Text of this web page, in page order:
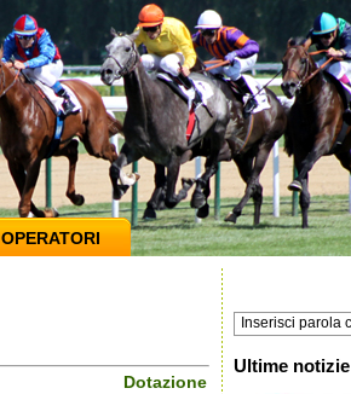
OPERATORI
Dotazione
Ultime notizie